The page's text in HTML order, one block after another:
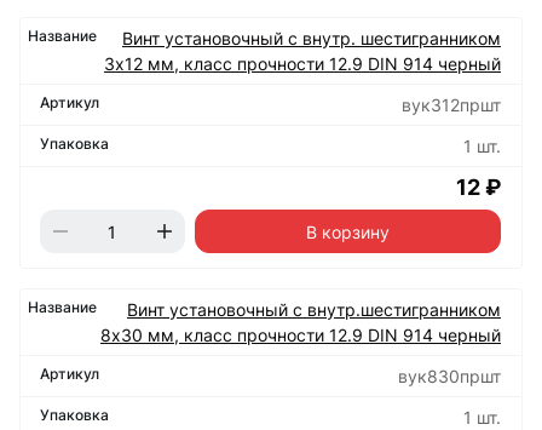
Винт установочный с внутр. шестигранником
3х12 мм, класс прочности 12.9 DIN 914 черный
вук312пршт
1 шт.
12 ₽
В корзину
Винт установочный с внутр.шестигранником
8х30 мм, класс прочности 12.9 DIN 914 черный
вук830пршт
1 шт.